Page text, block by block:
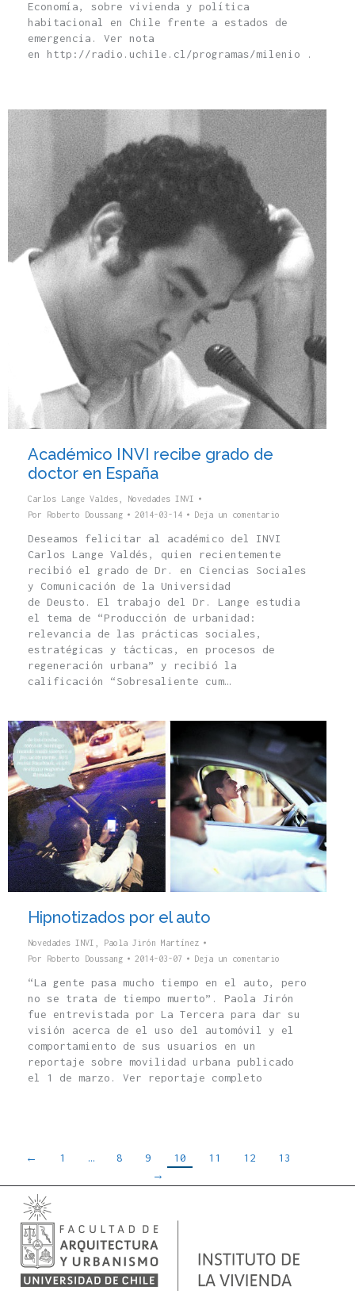
Economía, sobre vivienda y política
habitacional en Chile frente a estados de
emergencia. Ver nota
en http://radio.uchile.cl/programas/milenio .
Académico INVI recibe grado de
doctor en España
Carlos Lange Valdes
Novedades INVI
Por Roberto Doussang 2014-03-14 Deja un comentario
Deseamos felicitar al académico del INVI
Carlos Lange Valdés, quien recientemente
recibió el grado de Dr. en Ciencias Sociales
y Comunicación de la Universidad
de Deusto. El trabajo del Dr. Lange estudia
el tema de “Producción de urbanidad:
relevancia de las prácticas sociales,
estratégicas y tácticas, en procesos de
regeneración urbana” y recibió la
calificación “Sobresaliente cum…
Hipnotizados por el auto
Novedades INVI
Paola Jirón Martínez
Por Roberto Doussang 2014-03-07 Deja un comentario
“La gente pasa mucho tiempo en el auto, pero
no se trata de tiempo muerto”. Paola Jirón
fue entrevistada por La Tercera para dar su
visión acerca de el uso del automóvil y el
comportamiento de sus usuarios en un
reportaje sobre movilidad urbana publicado
el 1 de marzo. Ver reportaje completo
← 1 … 8 9 10 11 12
13
→